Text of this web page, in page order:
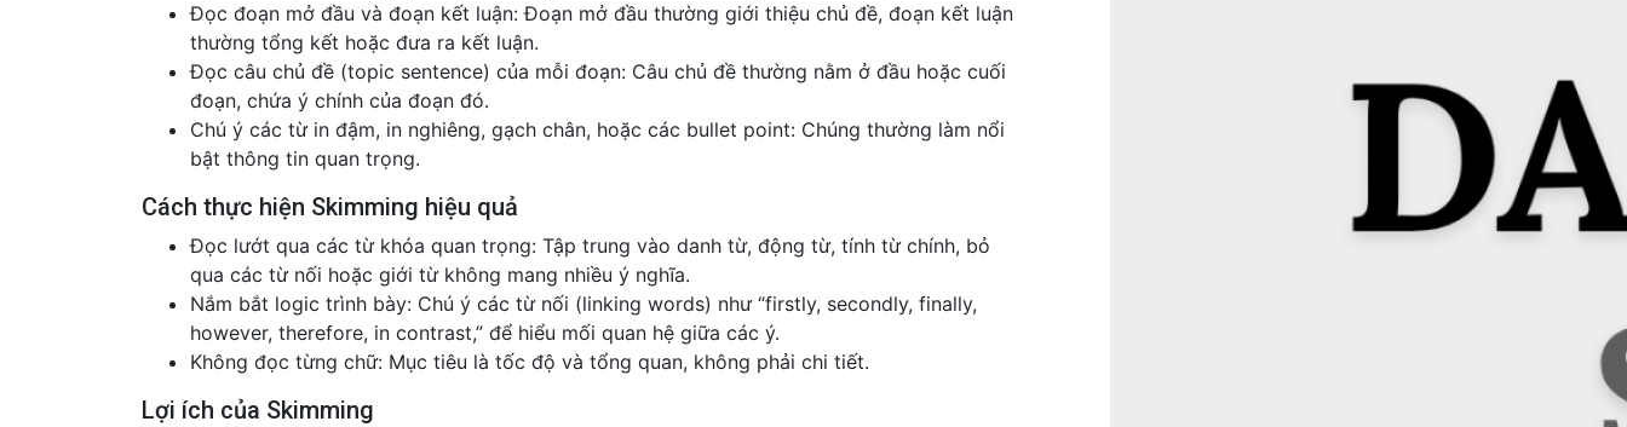
Đọc đoạn mở đầu và đoạn kết luận: Đoạn mở đầu thường giới thiệu chủ đề, đoạn kết luận
thường tổng kết hoặc đưa ra kết luận.
Đọc câu chủ đề (topic sentence) của mỗi đoạn: Câu chủ đề thường nằm ở đầu hoặc cuối
đoạn, chứa ý chính của đoạn đó.
Chú ý các từ in đậm, in nghiêng, gạch chân, hoặc các bullet point: Chúng thường làm nổi
bật thông tin quan trọng.
Cách thực hiện Skimming hiệu quả
Đọc lướt qua các từ khóa quan trọng: Tập trung vào danh từ, động từ, tính từ chính, bỏ
qua các từ nối hoặc giới từ không mang nhiều ý nghĩa.
Nắm bắt logic trình bày: Chú ý các từ nối (linking words) như “firstly, secondly, finally,
however, therefore, in contrast,” để hiểu mối quan hệ giữa các ý.
Không đọc từng chữ: Mục tiêu là tốc độ và tổng quan, không phải chi tiết.
Lợi ích của Skimming